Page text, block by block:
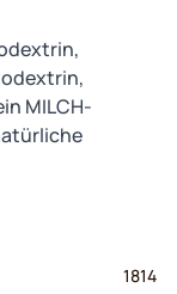
MILCH-
1814